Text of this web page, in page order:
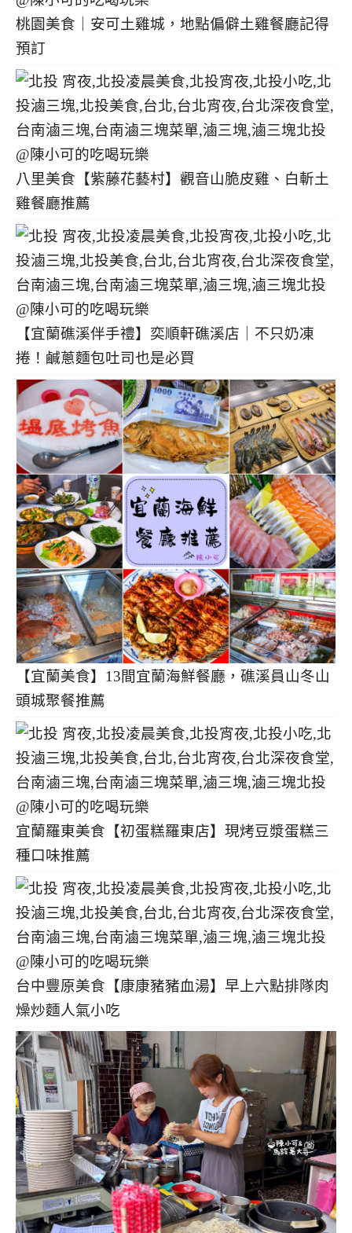
桃園美食｜安可土雞城，地點偏僻土雞餐廳記得
預訂
八里美食【紫藤花藝村】觀音山脆皮雞、白斬土
雞餐廳推薦
【宜蘭礁溪伴手禮】奕順軒礁溪店｜不只奶凍
捲！鹹蔥麵包吐司也是必買
【宜蘭美食】13間宜蘭海鮮餐廳，礁溪員山冬山
頭城聚餐推薦
宜蘭羅東美食【初蛋糕羅東店】現烤豆漿蛋糕三
種口味推薦
台中豐原美食【康康豬豬血湯】早上六點排隊肉
燥炒麵人氣小吃